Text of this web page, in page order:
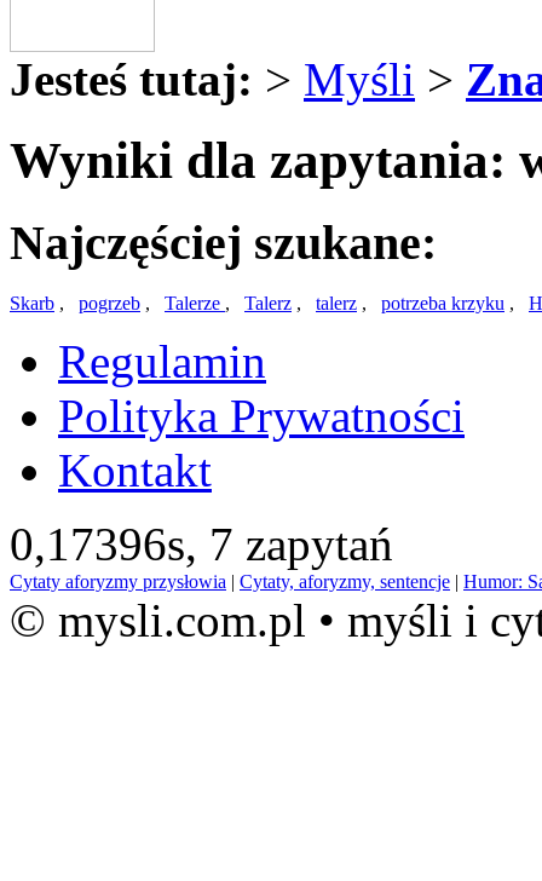
Jesteś tutaj: > Myśli >
Wyniki dla zapytania:
Najczęściej szukane:
Skarb , pogrzeb , Talerze , Talerz , talerz , potrzeba krzyku ,
Regulamin
Polityka Prywatności
Kontakt
0,17396s, 7 zapytań
Cytaty aforyzmy przysłowia | Cytaty, aforyzmy, sentencje | Humor:
© mysli.com.pl • myśli i